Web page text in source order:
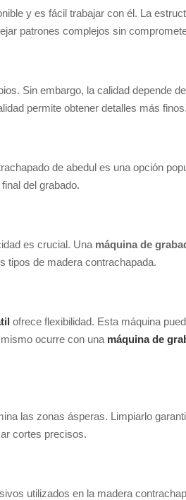
y es fácil trabajar con él. La
patrones complejos sin
Sin embargo, la calidad depende
permite obtener detalles más finos.
de abedul es una opción
del grabado.
es crucial. Una máquina de
tipos de madera contrachapada.
ofrece flexibilidad. Esta máquina
ocurre con una máquina de
las zonas ásperas. Limpiarlo
cortes precisos.
utilizados en la madera